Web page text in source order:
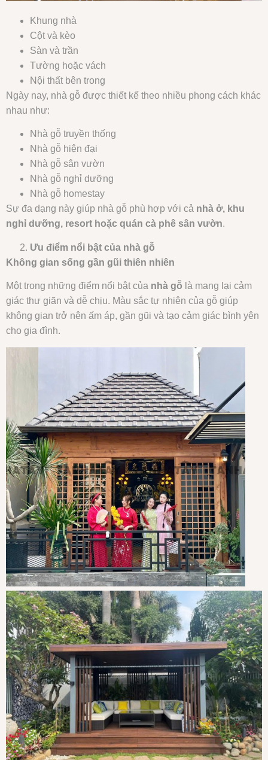
Khung nhà
Cột và kèo
Sàn và trần
Tường hoặc vách
Nội thất bên trong
Ngày nay, nhà gỗ được thiết kế theo nhiều phong cách khác
nhau như:
Nhà gỗ truyền thống
Nhà gỗ hiện đại
Nhà gỗ sân vườn
Nhà gỗ nghỉ dưỡng
Nhà gỗ homestay
Sự đa dạng này giúp nhà gỗ phù hợp với cả nhà ở, khu
nghỉ dưỡng, resort hoặc quán cà phê sân vườn.
Ưu điểm nổi bật của nhà gỗ
Không gian sống gần gũi thiên nhiên
Một trong những điểm nổi bật của nhà gỗ là mang lại cảm
giác thư giãn và dễ chịu. Màu sắc tự nhiên của gỗ giúp
không gian trở nên ấm áp, gần gũi và tạo cảm giác bình yên
cho gia đình.